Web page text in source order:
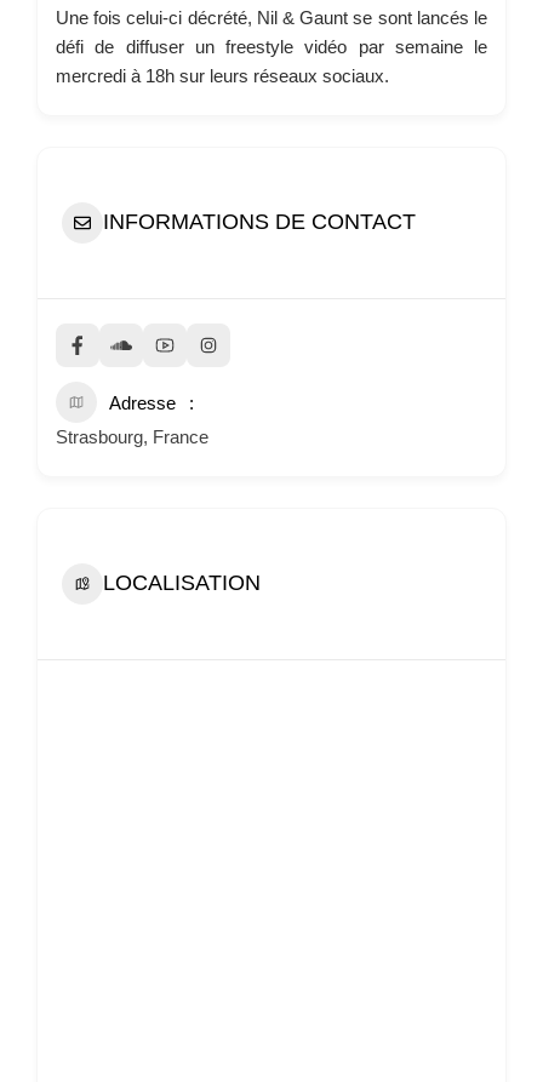
Une fois celui-ci décrété, Nil & Gaunt se sont lancés le
défi de diffuser un freestyle vidéo par semaine le
mercredi à 18h sur leurs réseaux sociaux.
INFORMATIONS DE CONTACT
Adresse
Strasbourg, France
LOCALISATION